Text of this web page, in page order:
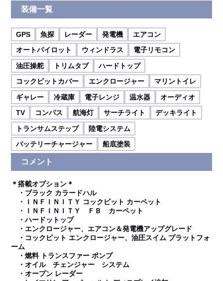
装備一覧
GPS 魚探 レーダー 発電機
エアコン
オートパイロット
ウィンドラス
電子リモコン
油圧操舵
トリムタブ
ハードトップ
コックピットカバー
エンクロージャー
マリントイレ
ギャレー
冷蔵庫 電子レンジ 温水器
オーディオ
TV
コンパス 航海灯 サーチライト
デッキライト
トランサムステップ
陸電システム
バッテリーチャージャー
船底塗装
コメント
＊搭載オプション＊
・ブラック カラードハル
・ＩＮＦＩＮＩＴＹ コックピット カーペット
・ＩＮＦＩＮＩＴＹ ＦＢ カーペット
・ハードットップ
・エンクロージャー、エアコン＆発電機アップグレード
・コックピット エンクロージャー、油圧スイム プラットフォ
ーム
・燃料 トランスファー ポンプ
・オイル チェンジャー システム
・オープン レーダー